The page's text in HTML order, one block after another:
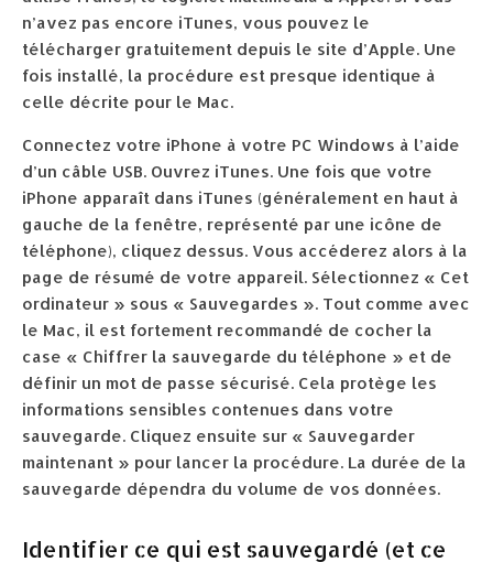
n’avez pas encore iTunes, vous pouvez le
télécharger gratuitement depuis le site d’Apple. Une
fois installé, la procédure est presque identique à
celle décrite pour le Mac.
Connectez votre iPhone à votre PC Windows à l’aide
d’un câble USB. Ouvrez iTunes. Une fois que votre
iPhone apparaît dans iTunes (généralement en haut à
gauche de la fenêtre, représenté par une icône de
téléphone), cliquez dessus. Vous accéderez alors à la
page de résumé de votre appareil. Sélectionnez « Cet
ordinateur » sous « Sauvegardes ». Tout comme avec
le Mac, il est fortement recommandé de cocher la
case « Chiffrer la sauvegarde du téléphone » et de
définir un mot de passe sécurisé. Cela protège les
informations sensibles contenues dans votre
sauvegarde. Cliquez ensuite sur « Sauvegarder
maintenant » pour lancer la procédure. La durée de la
sauvegarde dépendra du volume de vos données.
Identifier ce qui est sauvegardé (et ce